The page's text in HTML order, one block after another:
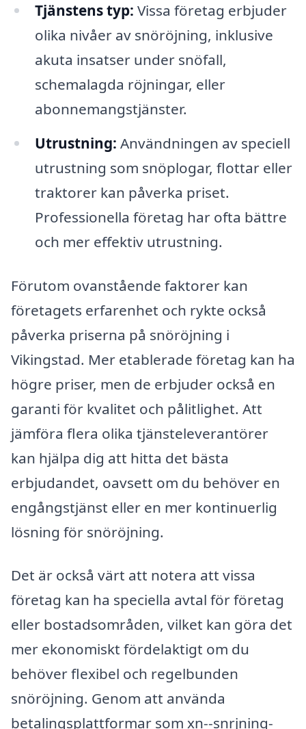
Tjänstens typ: Vissa företag erbjuder
olika nivåer av snöröjning, inklusive
akuta insatser under snöfall,
schemalagda röjningar, eller
abonnemangstjänster.
Utrustning: Användningen av speciell
utrustning som snöplogar, flottar eller
traktorer kan påverka priset.
Professionella företag har ofta bättre
och mer effektiv utrustning.
Förutom ovanstående faktorer kan
företagets erfarenhet och rykte också
påverka priserna på snöröjning i
Vikingstad. Mer etablerade företag kan ha
högre priser, men de erbjuder också en
garanti för kvalitet och pålitlighet. Att
jämföra flera olika tjänsteleverantörer
kan hjälpa dig att hitta det bästa
erbjudandet, oavsett om du behöver en
engångstjänst eller en mer kontinuerlig
lösning för snöröjning.
Det är också värt att notera att vissa
företag kan ha speciella avtal för företag
eller bostadsområden, vilket kan göra det
mer ekonomiskt fördelaktigt om du
behöver flexibel och regelbunden
snöröjning. Genom att använda
betalingsplattformar som xn--snrjning-